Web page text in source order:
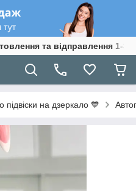
та відправлення 1-3
підвіски на дзеркало 💙